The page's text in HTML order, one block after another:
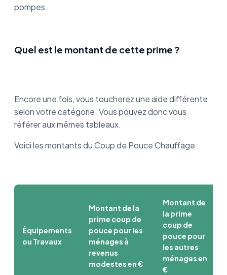
pompes.
Quel est le montant de cette prime ?
Encore une fois, vous toucherez une aide différente
selon votre catégorie. Vous pouvez donc vous
référer aux mêmes tableaux.
Voici les montants du Coup de Pouce Chauffage :
Équipements
ou Travaux
Montant de la
prime coup de
pouce pour les
ménages à
revenus
modestes en €
Montant de
la prime
coup de
pouce pour
les autres
ménages en
€